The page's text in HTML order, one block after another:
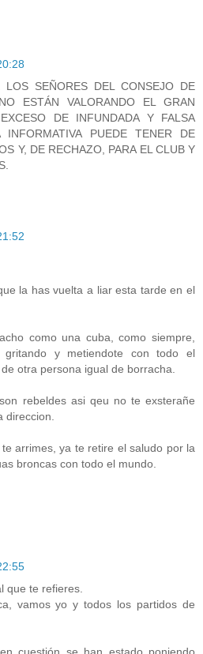
LOS SEÑORES DEL CONSEJO DE
ESTÁN VALORANDO EL GRAN
DE INFUNDADA Y FALSA
INFORMATIVA PUEDE TENER DE
Y, DE RECHAZO, PARA EL CLUB Y
la has vuelta a liar esta tarde en el
como una cuba, como siempre,
gritando y metiendote con todo el
otra persona igual de borracha.
rebeldes asi qeu no te exsterañe
direccion.
arrimes, ya te retire el saludo por la
broncas con todo el mundo.
que te refieres.
vamos yo y todos los partidos de
cuestión se han estado poniendo